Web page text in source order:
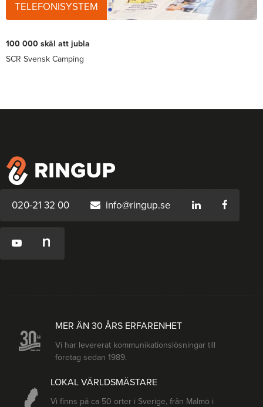
TELEFONISYSTEM
100 000 skäl att jubla
SCR Svensk Camping
020-21 32 00 info@ringup.se
MER ÄN 30 ÅRS ERFARENHET
Vi har levererat kommunikationslösningar till
företag sedan 1989.
LOKAL VÄRLDSMÄSTARE
Vi finns på ca 50 orter i Sverige, från Malmö i